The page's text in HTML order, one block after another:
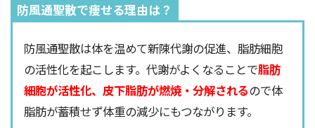
防風通聖散で痩せる理由は？
防風通聖散は体を温めて新陳代謝の促進、脂肪細胞
の活性化を起こします。代謝がよくなることで脂肪
細胞が活性化、皮下脂肪が燃焼・分解されるので体
脂肪が蓄積せず体重の減少にもつながります。